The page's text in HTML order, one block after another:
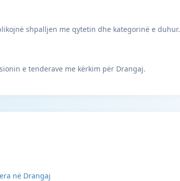
shpalljen me qytetin dhe kategorinë e duhur.
e tenderave me kërkim për Drangaj.
në Drangaj